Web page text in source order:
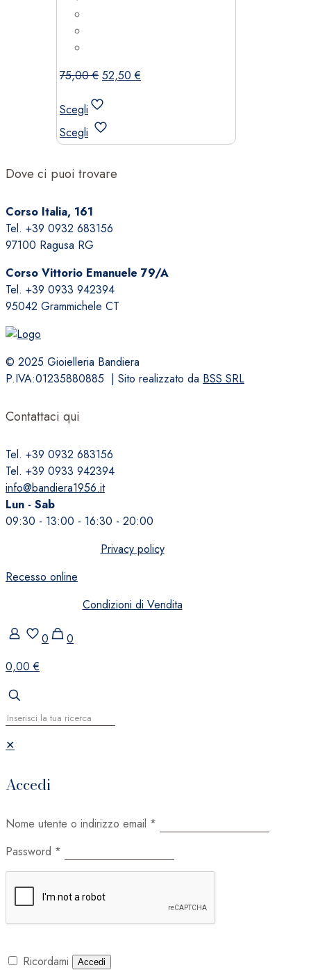
75,00€ Il
originale
era:
75,00 €.
52,50€
52,50 €.
Scegli
Scegli Questo
prodotto
più
Le
opzioni
possono
scelte
nella
pagina
Dove ci puoi trovare
Corso Italia, 161
Tel. +39 0932 683156
97100 Ragusa RG
Corso Vittorio Emanuele 79/A
Tel. +39 0933 942394
95042 Grammichele CT
© 2025 Gioielleria Bandiera
P.IVA:01235880885 | Sito realizzato da BSS SRL
Contattaci qui
Tel. +39 0932 683156
Tel. +39 0933 942394
info@bandiera1956.it
Lun - Sab
09:30 - 13:00 - 16:30 - 20:00
Privacy policy
Recesso online
Condizioni di Vendita
0
0
0,00 €
✕
Accedi
Nome utente o indirizzo email *
Password *
Ricordami Accedi